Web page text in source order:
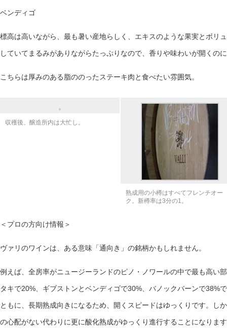
ベンディゴ
標高は高いながら、最も暑い産地らしく、エキスのような果実とボリ
していてまるみがありながらたっぷりなので、香りや味わいが開くの
こちらは厚みのある脂ののったステーキ肉と食べたい雰囲気。
収穫後、醸造所内は大忙し。
熟成用の小樽はすべてフレンチオー
ク。新樽率は3分の1。
＜プロの方向け情報＞
ヴァリのワインは、ある意味「通向き」の銘柄かもしれません。
例えば、全房率がニュージーランドのピノ・ノワールの中で最も高い
タキで20%、ギブストンとベンディゴで30%、バノックバーンで38%
ともに、長期熟成向きになるため、開くスピードはゆっくりです。し
の心配がない代わりに更に酸化熟成がゆっくり進行することになりま